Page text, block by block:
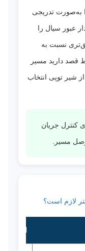
به‌صورت تدریجی
عبور سیال را
نسبت به
قصد دارید مسیر
شیر توپی انتخاب
کنترل جریان
مسیر.